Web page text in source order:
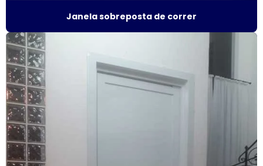
Fábrica de porta camarão
Fábrica de tela mosquiteira
Fabricante de esquadrias
Fabricante esquadrias alumínio
Fabricante de janela acústica
Fabricante de janela de alumínio sobreposta
Janela sobreposta de correr